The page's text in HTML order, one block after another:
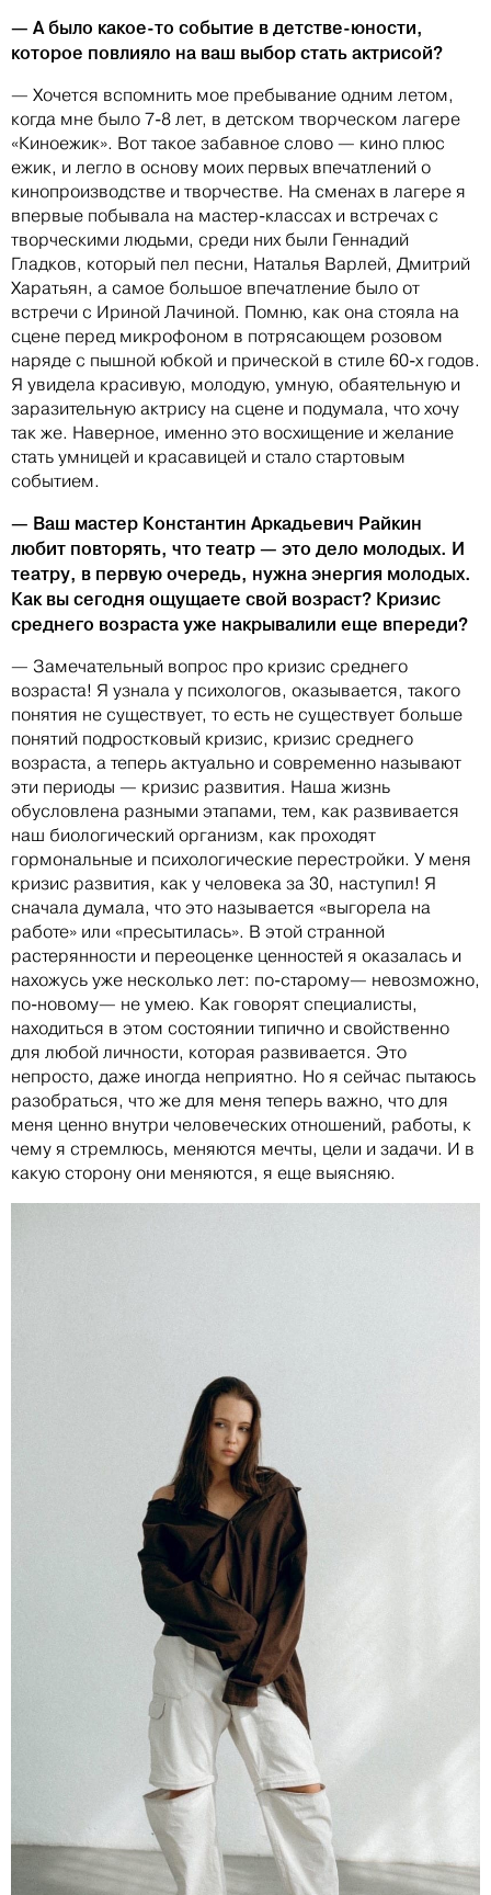
— А было какое-то событие в детстве-юности,
которое повлияло на ваш выбор стать актрисой?
— Хочется вспомнить мое пребывание одним летом,
когда мне было 7-8 лет, в детском творческом лагере
«Киноежик». Вот такое забавное слово — кино плюс
ежик, и легло в основу моих первых впечатлений о
кинопроизводстве и творчестве. На сменах в лагере я
впервые побывала на мастер-классах и встречах с
творческими людьми, среди них были Геннадий
Гладков, который пел песни, Наталья Варлей, Дмитрий
Харатьян, а самое большое впечатление было от
встречи с Ириной Лачиной. Помню, как она стояла на
сцене перед микрофоном в потрясающем розовом
наряде с пышной юбкой и прической в стиле 60-х годов.
Я увидела красивую, молодую, умную, обаятельную и
заразительную актрису на сцене и подумала, что хочу
так же. Наверное, именно это восхищение и желание
стать умницей и красавицей и стало стартовым
событием.
— Ваш мастер Константин Аркадьевич Райкин
любит повторять, что театр — это дело молодых. И
театру, в первую очередь, нужна энергия молодых.
Как вы сегодня ощущаете свой возраст? Кризис
среднего возраста уже накрывалили еще впереди?
— Замечательный вопрос про кризис среднего
возраста! Я узнала у психологов, оказывается, такого
понятия не существует, то есть не существует больше
понятий подростковый кризис, кризис среднего
возраста, а теперь актуально и современно называют
эти периоды — кризис развития. Наша жизнь
обусловлена разными этапами, тем, как развивается
наш биологический организм, как проходят
гормональные и психологические перестройки. У меня
кризис развития, как у человека за 30, наступил! Я
сначала думала, что это называется «выгорела на
работе» или «пресытилась». В этой странной
растерянности и переоценке ценностей я оказалась и
нахожусь уже несколько лет: по-старому— невозможно,
по-новому— не умею. Как говорят специалисты,
находиться в этом состоянии типично и свойственно
для любой личности, которая развивается. Это
непросто, даже иногда неприятно. Но я сейчас пытаюсь
разобраться, что же для меня теперь важно, что для
меня ценно внутри человеческих отношений, работы, к
чему я стремлюсь, меняются мечты, цели и задачи. И в
какую сторону они меняются, я еще выясняю.